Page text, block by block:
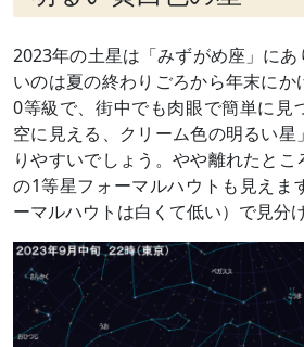
2023年の土星は「みずがめ座」に
いのは夏の終わりごろから年末に
0等級で、街中でも肉眼で簡単に見
空に見える、クリーム色の明るい
りやすいでしょう。やや離れたと
の1等星フォーマルハウトも見えま
ーマルハウトは白くて低い）で見分